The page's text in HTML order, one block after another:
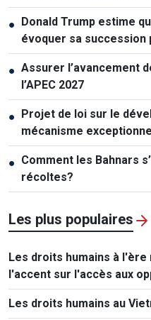
● Donald Trump estime
évoquer sa succession
● Assurer l’avancement
l’APEC 2027
● Projet de loi sur le
mécanisme
● Comment les Bahnars
récoltes?
Les plus populaires
Les droits humains à
l'accent sur l'accès aux
Les droits humains au